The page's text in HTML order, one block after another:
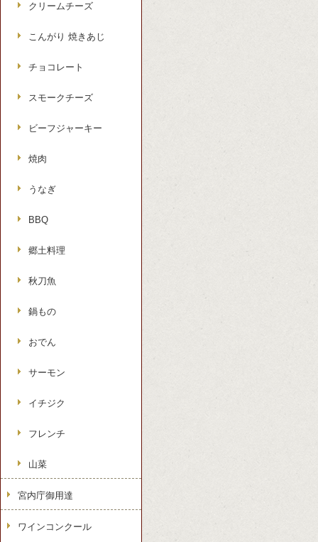
クリームチーズ
こんがり 焼きあじ
チョコレート
スモークチーズ
ビーフジャーキー
焼肉
うなぎ
BBQ
郷土料理
秋刀魚
鍋もの
おでん
サーモン
イチジク
フレンチ
山菜
宮内庁御用達
ワインコンクール